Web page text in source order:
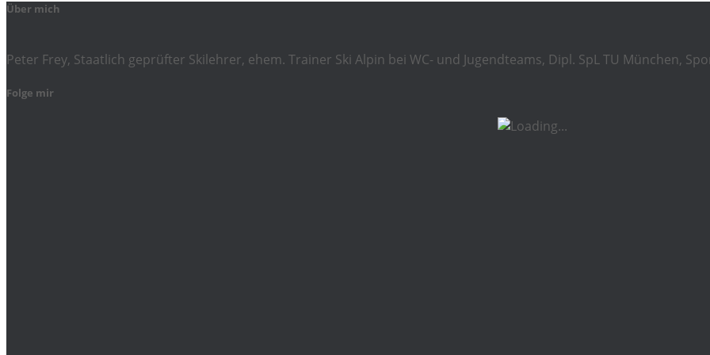
Über mich
Peter Frey, Staatlich geprüfter Skilehrer, ehem. Trainer Ski Alpin bei WC- und Jugendteams, Dipl. SpL TU München,
Folge mir